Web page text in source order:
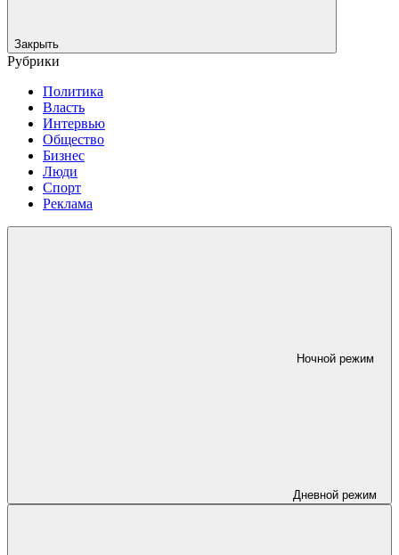
Закрыть
Рубрики
Политика
Власть
Интервью
Общество
Бизнес
Люди
Спорт
Реклама
Ночной режим
Дневной режим